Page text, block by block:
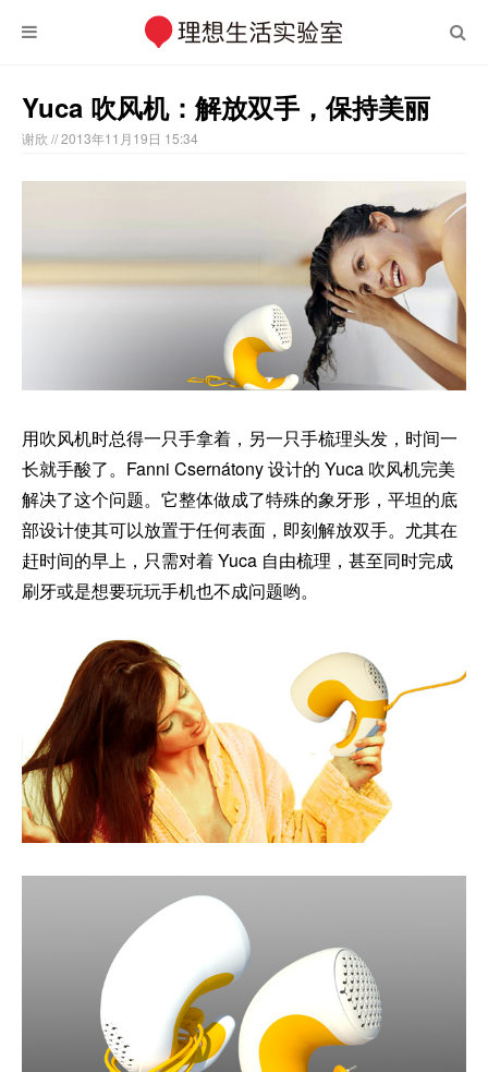
Yuca 吹风机：解放双手，保持美丽
谢欣 // 2013年11月19日 15:34
用吹风机时总得一只手拿着，另一只手梳理头发，时间一
长就手酸了。Fanni Csernátony 设计的 Yuca 吹风机完美
解决了这个问题。它整体做成了特殊的象牙形，平坦的底
部设计使其可以放置于任何表面，即刻解放双手。尤其在
赶时间的早上，只需对着 Yuca 自由梳理，甚至同时完成
刷牙或是想要玩玩手机也不成问题哟。